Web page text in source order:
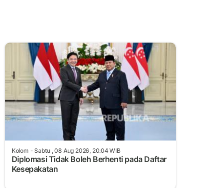
Kolom - Sabtu , 08 Aug 2026, 20:04 WIB
Diplomasi Tidak Boleh Berhenti pada Daftar
Kesepakatan